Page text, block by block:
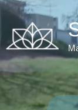
Aller
contenu